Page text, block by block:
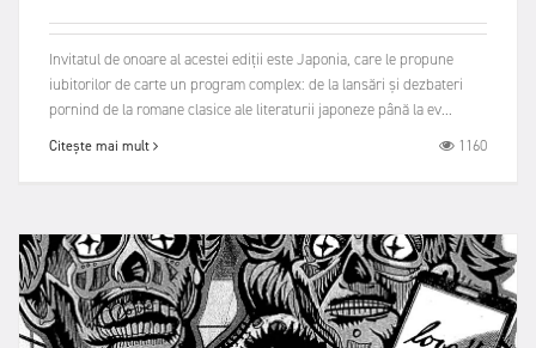
Invitatul de onoare al acestei ediții este Japonia, care le propune
iubitorilor de carte un program complex: de la lansări și dezbateri
pornind de la romane clasice ale literaturii japoneze până la ev...
Citește mai mult 1160